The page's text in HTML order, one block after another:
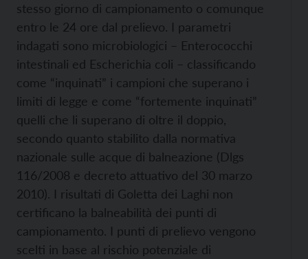
stesso giorno di campionamento o comunque
entro le 24 ore dal prelievo. I parametri
indagati sono microbiologici – Enterococchi
intestinali ed Escherichia coli – classificando
come “inquinati” i campioni che superano i
limiti di legge e come “fortemente inquinati”
quelli che li superano di oltre il doppio,
secondo quanto stabilito dalla normativa
nazionale sulle acque di balneazione (Dlgs
116/2008 e decreto attuativo del 30 marzo
2010). I risultati di Goletta dei Laghi non
certificano la balneabilità dei punti di
campionamento. I punti di prelievo vengono
scelti in base al rischio potenziale di